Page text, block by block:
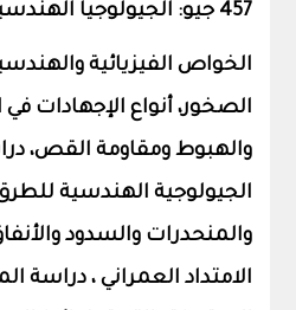
457 جيو: الجيولوجيا الهندسية 3(2+0+
الخواص الفيزيائية
الصخور، أنواع الإجهادات في
والهبوط ومقاومة القص،
الجيولوجية الهندسية
والمنحدرات والسدود
الامتداد العمراني ، دراسة